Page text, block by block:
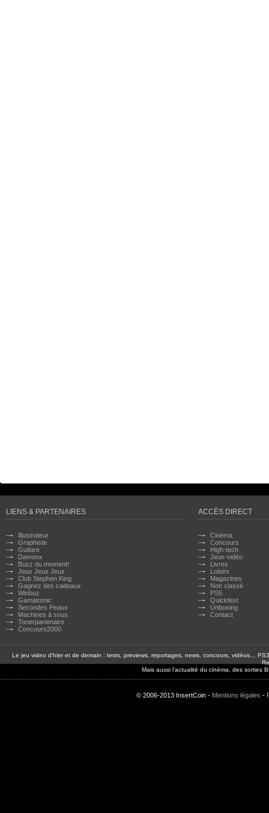
LIENS & PARTENAIRES
Illustrateur
Graphiste
Guitare
Damonx
Buzz du moment!
Jeux Jeux Jeux
Club Stephen King
Gagnez des cadeaux
Winbuz
Gamatomic
Secondes Peaux
Machines à sous
Tonerpartenaire
Concours2000
ACCÈS DIRECT
Cinéma
Concours
High-tech
Jeux-vidéo
Livres
Loisirs
Magazines
Non classé
PS5
Quicktest
Unboxing
Contact
Le jeu video d'hier et de demain : tests, previews, reportages, news, concours, vidéos…
Mais aussi l'actualité du cinéma, des sorties
© 2006-2013 InsertCoin - Mentions légales -